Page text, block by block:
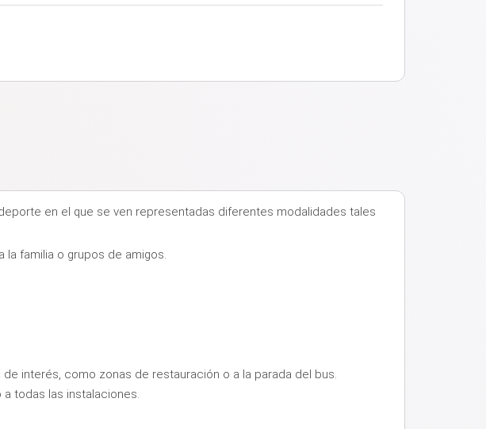
en el que se ven representadas diferentes modalidades tales
familia o grupos de amigos.
interés, como zonas de restauración o a la parada del bus.
todas las instalaciones.